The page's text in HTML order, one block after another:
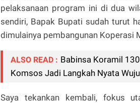
pelaksanaan program ini di dua
sendiri, Bapak Bupati sudah turut
dimulainya pembangunan Koperasi
ALSO READ : Babinsa Koramil
Komsos Jadi Langkah Nyata
Saya tekankan kembali, fokus